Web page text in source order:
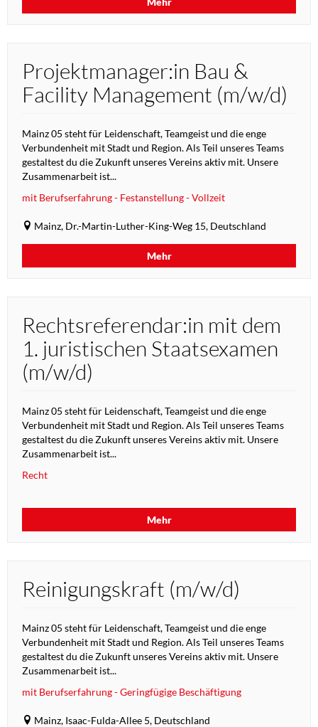
Projektmanager:in Bau &
Facility Management (m/w/d)
Mainz 05 steht für Leidenschaft, Teamgeist und die enge
Verbundenheit mit Stadt und Region. Als Teil unseres Teams
gestaltest du die Zukunft unseres Vereins aktiv mit. Unsere
Zusammenarbeit ist...
mit Berufserfahrung - Festanstellung - Vollzeit
Mainz, Dr.-Martin-Luther-King-Weg 15, Deutschland
Mehr
Rechtsreferendar:in mit dem
1. juristischen Staatsexamen
(m/w/d)
Mainz 05 steht für Leidenschaft, Teamgeist und die enge
Verbundenheit mit Stadt und Region. Als Teil unseres Teams
gestaltest du die Zukunft unseres Vereins aktiv mit. Unsere
Zusammenarbeit ist...
Recht
Mehr
Reinigungskraft (m/w/d)
Mainz 05 steht für Leidenschaft, Teamgeist und die enge
Verbundenheit mit Stadt und Region. Als Teil unseres Teams
gestaltest du die Zukunft unseres Vereins aktiv mit. Unsere
Zusammenarbeit ist...
mit Berufserfahrung - Geringfügige Beschäftigung
Mainz, Isaac-Fulda-Allee 5, Deutschland